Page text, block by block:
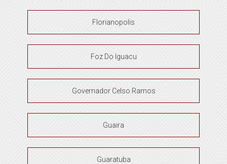
Florianopolis
Foz Do Iguacu
Governador Celso Ramos
Guaira
Guaratuba